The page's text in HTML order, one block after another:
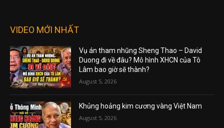
VIDEO MỚI NHẤT
Vụ án tham nhũng Sheng Thao – David
Duong đi về đâu? Mô hình XHCN của Tô
Lâm bao giờ sẽ thành?
August 5, 2026
Khủng hoảng kim cương vàng Việt Nam
August 5, 2026